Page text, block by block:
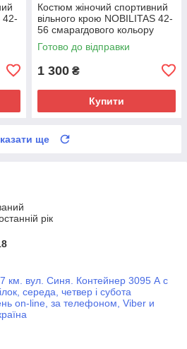
42-
Костюм жіночий спортивний
вiльного крою NOBILITAS 42-
56 смарагдового кольору
Готово до відправки
1 300 ₴
Купити
ще
рік
км. вул. Синя. Контейнер 3095 А с
середа, четвер і субота
on-line, за телефоном, Viber и